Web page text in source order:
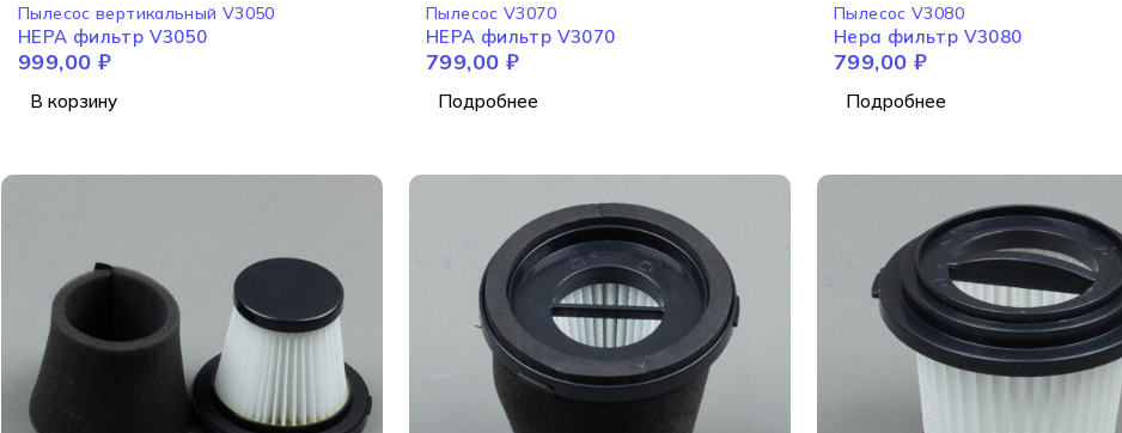
Пылесос вертикальный V3050
HEPA фильтр V3050
999,00 ₽
В корзину
Пылесос V3070
HEPA фильтр V3070
799,00 ₽
Подробнее
Пылесос V3080
Hepa фильтр V3080
799,00 ₽
Подробнее